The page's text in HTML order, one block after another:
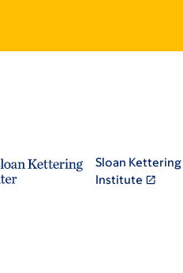
Sloan Kettering
Institute